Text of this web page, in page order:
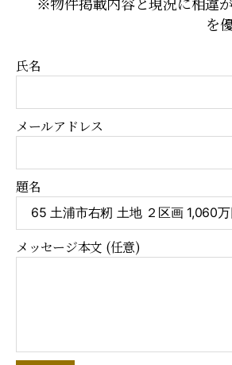
を
氏名
メールアドレス
題名
メッセージ本文 (任意)